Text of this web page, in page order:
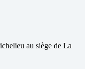
au siège de La